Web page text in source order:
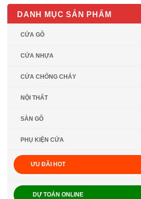
DANH MỤC SẢN PHẨM
CỬA GỖ
CỬA NHỰA
CỬA CHỐNG CHÁY
NỘI THẤT
SÀN GỖ
PHỤ KIỆN CỬA
ƯU ĐÃI HOT
DỰ TOÁN ONLINE